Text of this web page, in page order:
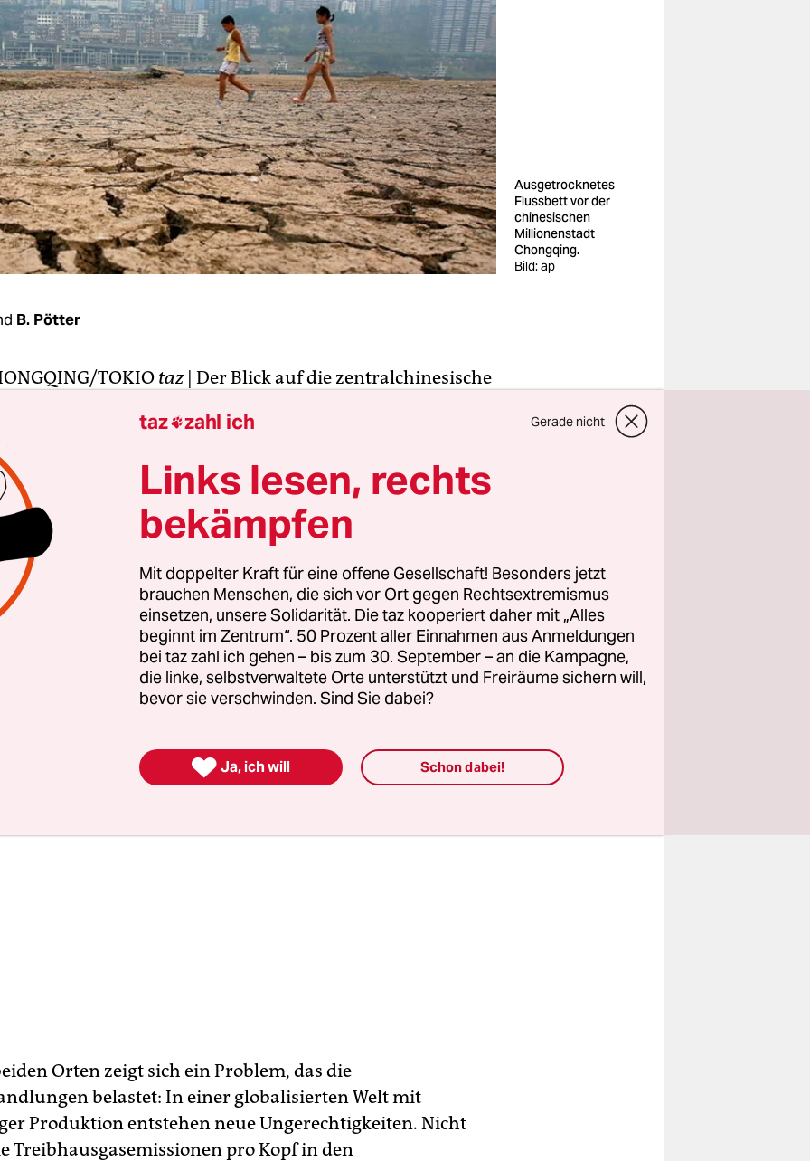
Ausgetrocknetes
Flussbett vor der
chinesischen
Millionenstadt
Chongqing.
Bild: ap
B. Pötter
TOKIO taz | Der Blick auf die zentralchinesische
dem Jangtse erstreckt sich ein gigantisches
Der Elektronikkonzern Foxconn hat hier seine
Ford, Mazda und Hewlett Packard ebenso. Und am
man einen riesigen Industriepark der BASF entstehen.
ragen empor, es riecht nach Schwefel.
weiter, in der 35-Millionen-Einwohner-Region Tokio, ist
strahlend blau. Kaum ein Schleier ist zu sehen. Die
die einst die Hafengegenden von Tokio und
prägten, wurden abgerissen und durch moderne
ersetzt. Die Luft riecht angenehm frisch.
Orten zeigt sich ein Problem, das die
belastet: In einer globalisierten Welt mit
Produktion entstehen neue Ungerechtigkeiten. Nicht
Treibhausgasemissionen pro Kopf in den
taz zahl ich Gerade nicht
Links lesen, rechts
bekämpfen
Mit doppelter Kraft für eine offene Gesellschaft! Besonders jetzt
brauchen Menschen, die sich vor Ort gegen Rechtsextremismus
einsetzen, unsere Solidarität. Die taz kooperiert daher mit „Alles
beginnt im Zentrum“. 50 Prozent aller Einnahmen aus Anmeldungen
bei taz zahl ich gehen – bis zum 30. September – an die Kampagne,
die linke, selbstverwaltete Orte unterstützt und Freiräume sichern will,
bevor sie verschwinden. Sind Sie dabei?
 Ja, ich will Schon dabei!